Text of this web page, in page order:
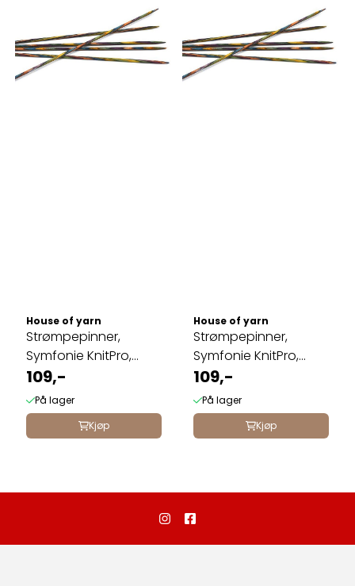
House of yarn
Strømpepinner,
Symfonie KnitPro,
10cm 3,5mm
109,-
På lager
Kjøp
House of yarn
Strømpepinner,
Symfonie KnitPro,
10cm 4,0mm
109,-
På lager
Kjøp